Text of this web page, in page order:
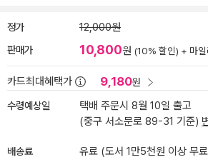
정가 12,000원
판매가 10,800원 (10% 할인) + 마
카드최대혜택가 9,180원
수령예상일
택배 주문시 8월 10일 출고
(중구 서소문로 89-31 기준)
배송료 유료 (도서 1만5천원 이상 무